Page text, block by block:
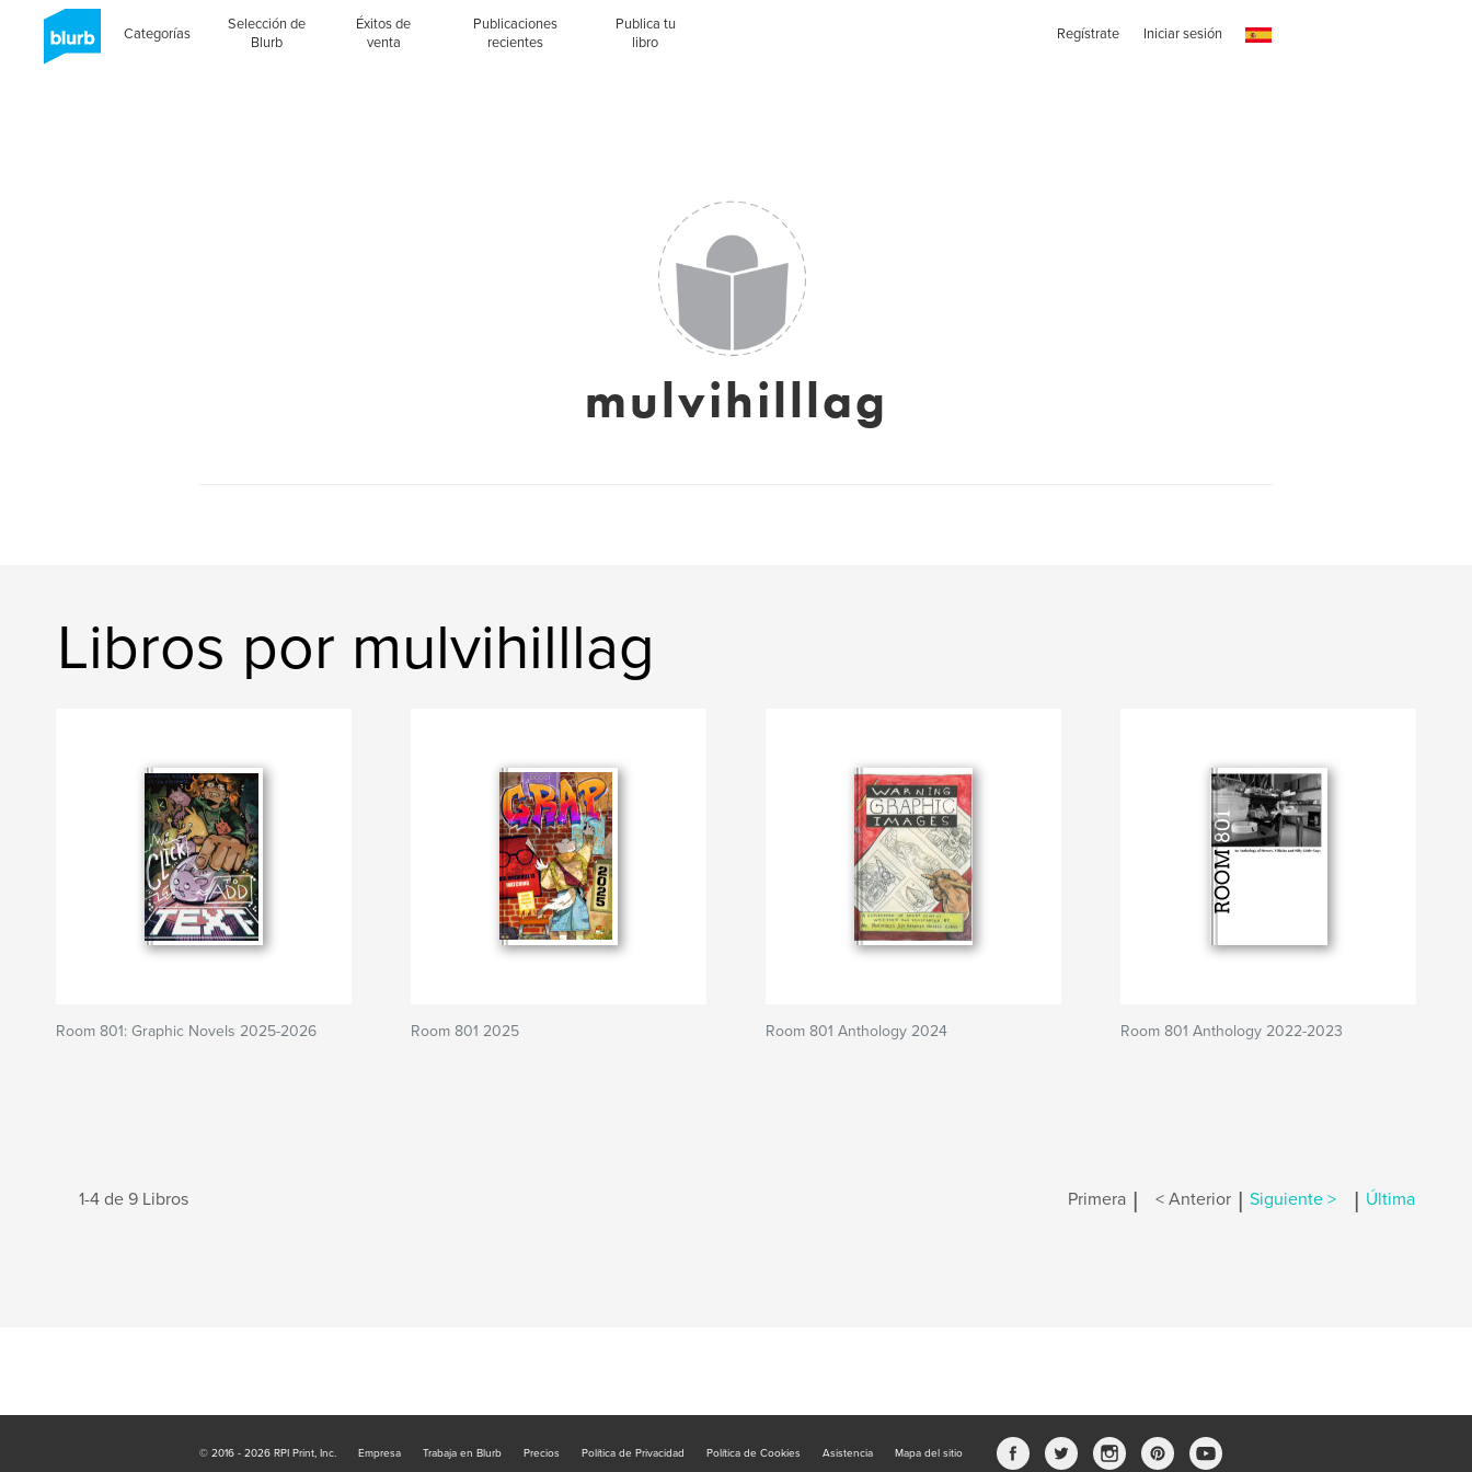
Categorías
Selección de
Blurb
Éxitos de
venta
Publicaciones
recientes
Publica tu
libro
Regístrate Iniciar sesión
mulvihilllag
Libros por mulvihilllag
Room 801: Graphic Novels 2025-2026 Room 801 2025 Room 801 Anthology 2024 Room 801 Anthology 2022-2023
1-4 de 9 Libros Primera | < Anterior | Siguiente > | Última
© 2016 - 2026 RPI Print, Inc. Empresa Trabaja en Blurb Precios Política de Privacidad Política de Cookies Asistencia Mapa del sitio